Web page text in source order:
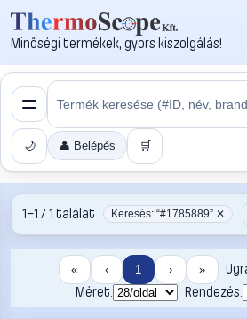
Minőségi termékek, gyors kiszolgálás!
🌙 👤 Belépés 🛒
1–1 / 1 találat Keresés: “#1785889” ✕
« ‹ 1 › »
Méret:
Rendezés: